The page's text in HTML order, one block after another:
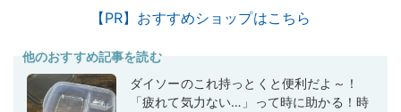
【PR】おすすめショップはこちら
他のおすすめ記事を読む
ダイソーのこれ持っとくと便利だよ～！
「疲れて気力ない…」って時に助かる！時